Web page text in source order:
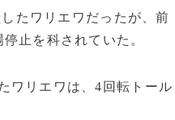
たワリエワだったが、前
止を科されていた。
ワリエワは、4回転トール